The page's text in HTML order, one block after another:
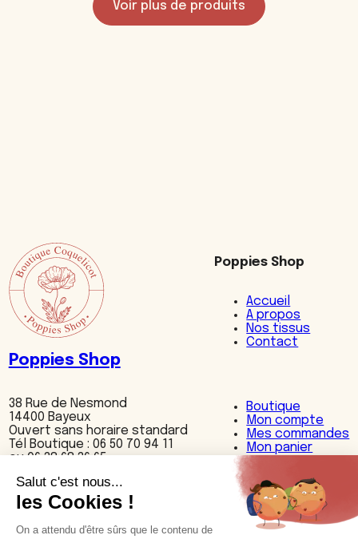
Voir plus de produits
Poppies Shop
38 Rue de Nesmond
14400 Bayeux
Ouvert sans horaire standard
Tél Boutique : 06 50 70 94 11
ou 06 38 68 36 65
Poppies Shop
Accueil
A propos
Nos tissus
Contact
Boutique
Mon compte
Mes commandes
Mon panier